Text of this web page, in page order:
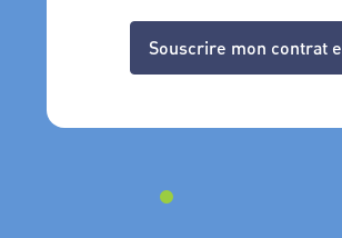
Souscrire mon contrat